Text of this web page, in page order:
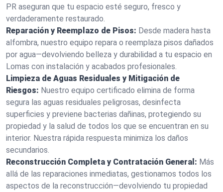
PR aseguran que tu espacio esté seguro, fresco y
verdaderamente restaurado.
Reparación y Reemplazo de Pisos: Desde madera hasta
alfombra, nuestro equipo repara o reemplaza pisos dañados
por agua—devolviendo belleza y durabilidad a tu espacio en
Lomas con instalación y acabados profesionales.
Limpieza de Aguas Residuales y Mitigación de
Riesgos: Nuestro equipo certificado elimina de forma
segura las aguas residuales peligrosas, desinfecta
superficies y previene bacterias dañinas, protegiendo su
propiedad y la salud de todos los que se encuentran en su
interior. Nuestra rápida respuesta minimiza los daños
secundarios.
Reconstrucción Completa y Contratación General: Más
allá de las reparaciones inmediatas, gestionamos todos los
aspectos de la reconstrucción—devolviendo tu propiedad